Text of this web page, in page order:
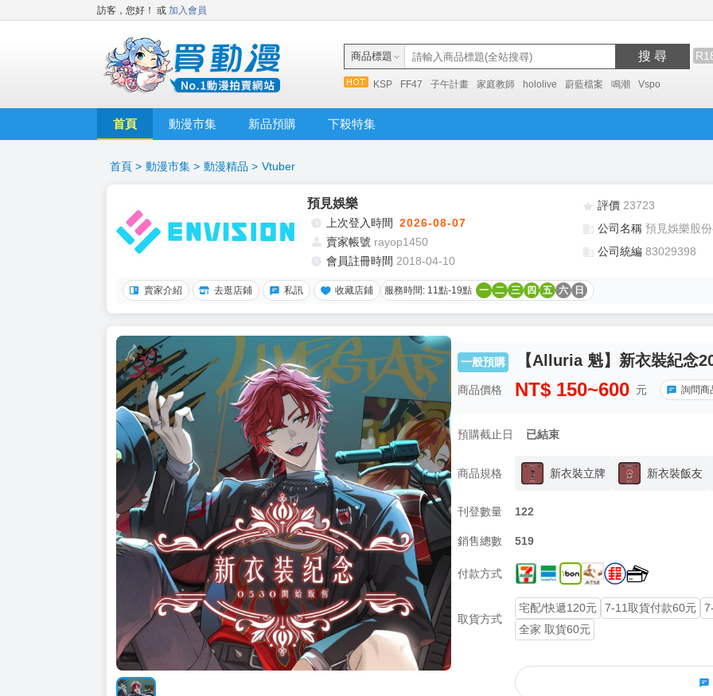
訪客，您好！ 或 加入會員
商品標題 搜 尋
KSP FF47 子午計畫 家庭教師 hololive 蔚藍檔案 鳴潮 Vspo
首頁 動漫市集 新品預購 下殺特集
首頁 > 動漫市集 > 動漫精品 > Vtuber
預見娛樂
上次登入時間 2026-08-07
賣家帳號 rayop1450
會員註冊時間 2018-04-10
評價 23723
公司名稱 預見娛樂股
公司統編 83029398
賣家介紹 去逛店鋪 私訊 收藏店鋪 服務時間: 11點-19點 一 二 三 四 五 六 日
一般預購 【Alluria 魁】新衣裝紀念
商品價格 NT$ 150~600 元 詢問商
預購截止日 已結束
商品規格 新衣裝立牌 新衣裝飯友
刊登數量 122
銷售總數 519
付款方式
取貨方式
宅配/快遞120元 7-11取貨付款60元
全家 取貨60元